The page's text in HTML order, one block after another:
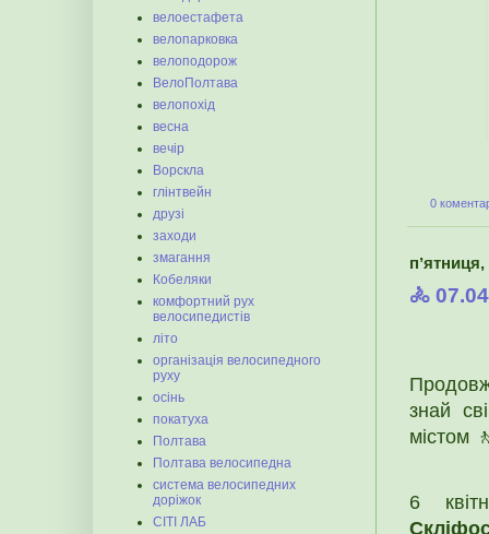
0
пʼятниця,
🚴
знай
містом
6
велоестафета
велопарковка
велоподорож
ВелоПолтава
велопохід
весна
вечір
Ворскла
глінтвейн
друзі
заходи
змагання
Кобеляки
комфортний рух
велосипедистів
літо
організація велосипедного
руху
осінь
покатуха
Полтава
Полтава велосипедна
система велосипедних
доріжок
СІТІ ЛАБ